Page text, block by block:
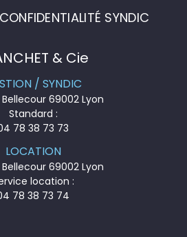
SYNDIC
& Cie
/ SYNDIC
Bellecour 69002 Lyon
Standard :
78 38 73 73
LOCATION
Bellecour 69002 Lyon
location :
78 38 73 74